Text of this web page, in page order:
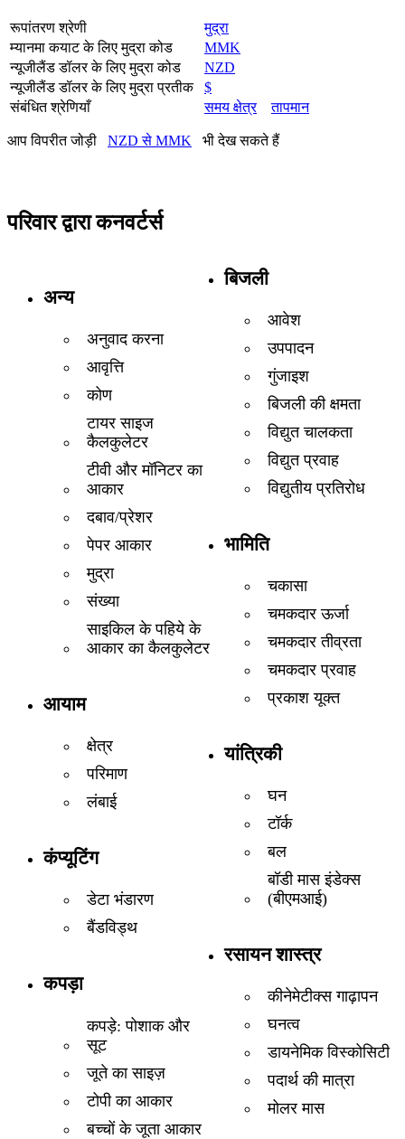
रूपांतरण श्रेणी
मुद्रा
म्यानमा कयाट के लिए मुद्रा कोड
MMK
न्यूजीलैंड डॉलर के लिए मुद्रा कोड
NZD
न्यूजीलैंड डॉलर के लिए मुद्रा प्रतीक
$
संबंधित श्रेणियाँ
समय क्षेत्र तापमान
आप विपरीत जोड़ी NZD से MMK भी देख सकते हैं
परिवार द्वारा कनवर्टर्स
अन्य
अनुवाद करना
आवृत्ति
कोण
टायर साइज
कैलकुलेटर
टीवी और मॉनिटर का
आकार
दबाव/प्रेशर
पेपर आकार
मुद्रा
संख्या
साइकिल के पहिये के
आकार का कैलकुलेटर
आयाम
क्षेत्र
परिमाण
लंबाई
कंप्यूटिंग
डेटा भंडारण
बैंडविड्थ
कपड़ा
कपड़े: पोशाक और
सूट
जूते का साइज़
टोपी का आकार
बच्चों के जूता आकार
बिजली
आवेश
उपपादन
गुंजाइश
बिजली की क्षमता
विद्युत चालकता
विद्युत प्रवाह
विद्युतीय प्रतिरोध
भामिति
चकासा
चमकदार ऊर्जा
चमकदार तीव्रता
चमकदार प्रवाह
प्रकाश यूक्त
यांत्रिकी
घन
टॉर्क
बल
बॉडी मास इंडेक्स
(बीएमआई)
रसायन शास्त्र
कीनेमेटीक्स गाढ़ापन
घनत्व
डायनेमिक विस्कोसिटी
पदार्थ की मात्रा
मोलर मास